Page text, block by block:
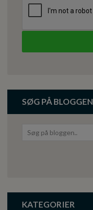
SØG PÅ BLOGGEN
KATEGORIER